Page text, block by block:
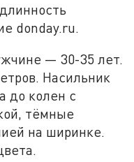
donday.ru.
— 30-35 лет.
Насильник
до колен с
тёмные
на ширинке.